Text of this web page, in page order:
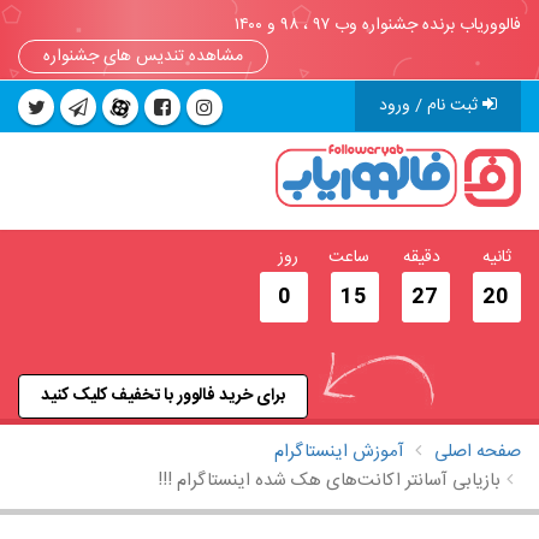
فالووریاب برنده جشنواره وب ۹۷ ، ۹۸ و ۱۴۰۰
مشاهده تندیس های جشنواره
ثبت نام / ورود
20
ثانیه
27
دقیقه
15
ساعت
0
روز
برای خرید فالوور با تخفیف کلیک کنید
صفحه اصلی
آموزش اینستاگرام
بازیابی آسانتر اکانت‌های هک شده اینستاگرام !!!